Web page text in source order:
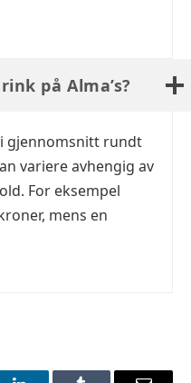
på Alma’s?
i gjennomsnitt rundt
variere avhengig av
For eksempel
mens en